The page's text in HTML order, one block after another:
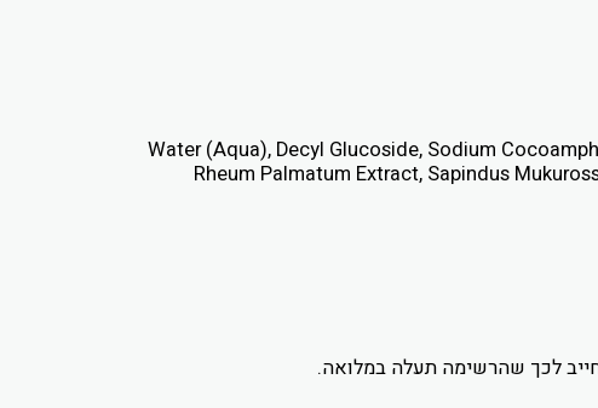
Water (Aqua), Decyl Glucoside, Sodium
Rheum Palmatum Extract, Sapindus
לכך שהרשימה תעלה במלואה.